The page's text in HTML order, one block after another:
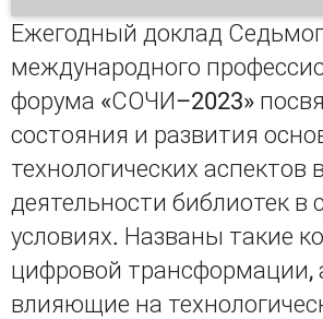
Ежегодный доклад
международного
форума «СОЧИ–2023»
состояния и развития
технологических аспектов в
деятельности библиотек в
условиях. Названы такие
цифровой трансформации,
влияющие на